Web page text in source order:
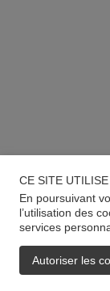
CE SITE
En poursuivant
l’utilisation des
services
Autoriser les